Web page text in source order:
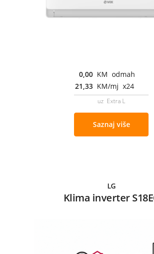
0,00 KM odmah
21,33 KM/mj x24
uz Extra L
Saznaj više
LG
Klima inverter